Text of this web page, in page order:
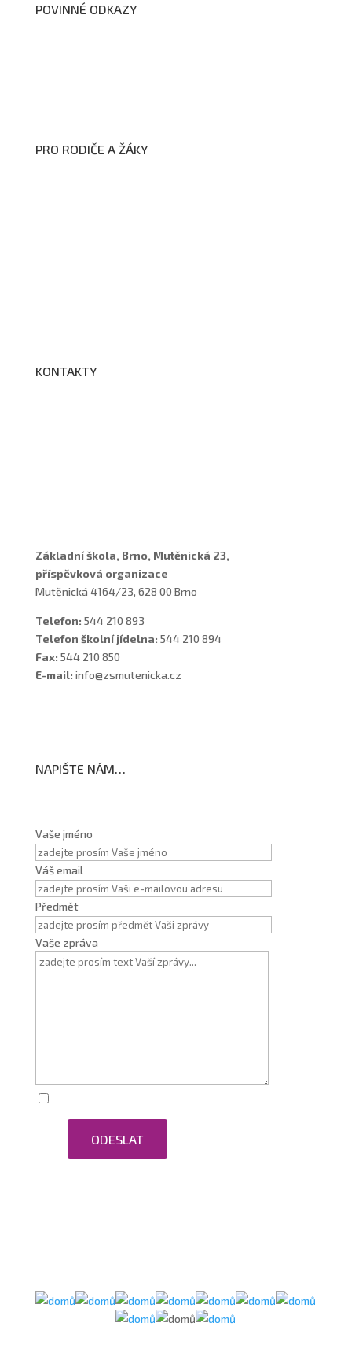
POVINNÉ ODKAZY
PRO RODIČE A ŽÁKY
KONTAKTY
Základní škola, Brno, Mutěnická 23,
příspěvková organizace
Mutěnická 4164/23, 628 00 Brno
Telefon: 544 210 893
Telefon školní jídelna: 544 210 894
Fax: 544 210 850
E-mail: info@zsmutenicka.cz
NAPIŠTE NÁM…
Vaše jméno
Váš email
Předmět
Vaše zpráva
ODESLAT